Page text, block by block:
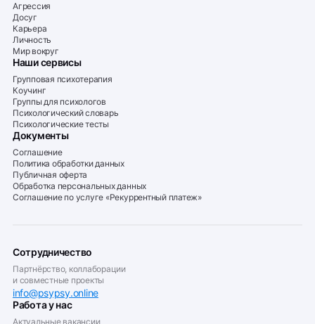
Агрессия
Досуг
Карьера
Личность
Мир вокруг
Наши сервисы
Групповая психотерапия
Коучинг
Группы для психологов
Психологический словарь
Психологические тесты
Документы
Соглашение
Политика обработки данных
Публичная оферта
Обработка персональных данных
Соглашение по услуге «Рекуррентный платеж»
Сотрудничество
Партнёрство, коллаборации
и совместные проекты
info@psypsy.online
Работа у нас
Актуальные вакансии